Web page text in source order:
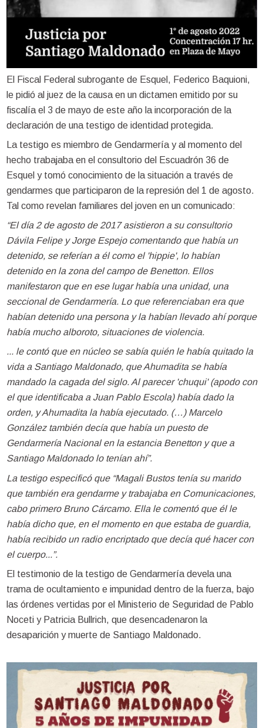
El Fiscal Federal subrogante de Esquel, Federico Baquioni,
le pidió al juez de la causa en un dictamen emitido por su
fiscalía el 3 de mayo de este año la incorporación de la
declaración de una testigo de identidad protegida.
La testigo es miembro de Gendarmería y al momento del
hecho trabajaba en el consultorio del Escuadrón 36 de
Esquel y tomó conocimiento de la situación a través de
gendarmes que participaron de la represión del 1 de agosto.
Tal como revelan familiares del joven en un comunicado:
“El día 2 de agosto de 2017 asistieron a su consultorio
Dávila Felipe y Jorge Espejo comentando que había un
detenido, se referían a él como el 'hippie', lo habían
detenido en la zona del campo de Benetton. Ellos
manifestaron que en ese lugar había una unidad, una
seccional de Gendarmería. Lo que referenciaban era que
habían detenido una persona y la habían llevado ahí porque
había mucho alboroto, situaciones de violencia.
... le contó que en núcleo se sabía quién le había quitado la
vida a Santiago Maldonado, que Ahumadita se había
mandado la cagada del siglo. Al parecer 'chuqui' (apodo con
el que identificaba a Juan Pablo Escola) había dado la
orden, y Ahumadita la había ejecutado. (…) Marcelo
González también decía que había un puesto de
Gendarmería Nacional en la estancia Benetton y que a
Santiago Maldonado lo tenían ahí”.
La testigo especificó que “Magali Bustos tenía su marido
que también era gendarme y trabajaba en Comunicaciones,
cabo primero Bruno Cárcamo. Ella le comentó que él le
había dicho que, en el momento en que estaba de guardia,
había recibido un radio encriptado que decía qué hacer con
el cuerpo...”.
El testimonio de la testigo de Gendarmería devela una
trama de ocultamiento e impunidad dentro de la fuerza, bajo
las órdenes vertidas por el Ministerio de Seguridad de Pablo
Noceti y Patricia Bullrich, que desencadenaron la
desaparición y muerte de Santiago Maldonado.